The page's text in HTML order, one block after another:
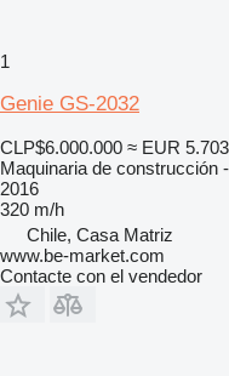
1
Genie GS-2032
CLP$6.000.000 ≈ EUR 5.703
Maquinaria de construcción
2016
320 m/h
Chile, Casa Matriz
www.be-market.com
Contacte con el vendedor